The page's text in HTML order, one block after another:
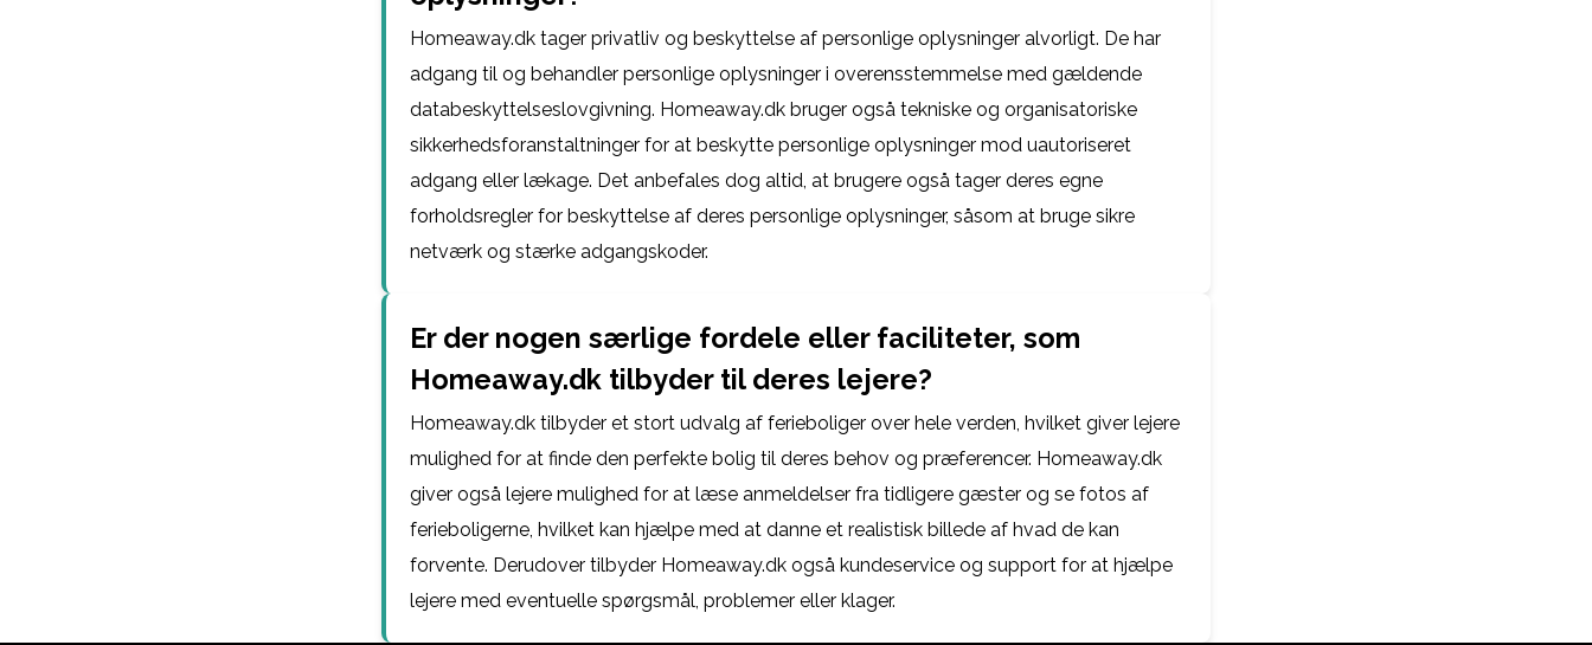
Homeaway.dk tager privatliv og beskyttelse af personlige oplysninger alvorligt. De har
adgang til og behandler personlige oplysninger i overensstemmelse med gældende
databeskyttelseslovgivning. Homeaway.dk bruger også tekniske og organisatoriske
sikkerhedsforanstaltninger for at beskytte personlige oplysninger mod uautoriseret
adgang eller lækage. Det anbefales dog altid, at brugere også tager deres egne
forholdsregler for beskyttelse af deres personlige oplysninger, såsom at bruge sikre
netværk og stærke adgangskoder.
Er der nogen særlige fordele eller faciliteter, som
Homeaway.dk tilbyder til deres lejere?
Homeaway.dk tilbyder et stort udvalg af ferieboliger over hele verden, hvilket giver lejere
mulighed for at finde den perfekte bolig til deres behov og præferencer. Homeaway.dk
giver også lejere mulighed for at læse anmeldelser fra tidligere gæster og se fotos af
ferieboligerne, hvilket kan hjælpe med at danne et realistisk billede af hvad de kan
forvente. Derudover tilbyder Homeaway.dk også kundeservice og support for at hjælpe
lejere med eventuelle spørgsmål, problemer eller klager.